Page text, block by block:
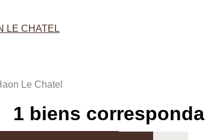
LE CHATEL
Le Chatel
1 biens